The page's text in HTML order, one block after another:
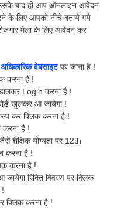
उसके बाद ही आप ऑनलाइन आवेदन
के लिए आपको नीचे बताये गये
मेला के लिए आवेदन कर
अधिकारिक वेबसाइटपर जाना है !
करना है !
Login करना है !
खुलकर आ जायेगा !
कर क्लिक करना है !
करना है !
शैक्षिक योग्यता पर 12th
करना है !
करना है !
रिक्ति विवरण पर क्लिक
!
क्लिक करना है !